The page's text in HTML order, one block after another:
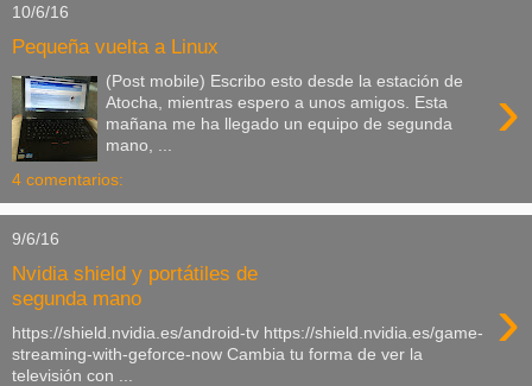
10/6/16
Pequeña vuelta a Linux
›
(Post mobile) Escribo esto desde la estación de
Atocha, mientras espero a unos amigos. Esta
mañana me ha llegado un equipo de segunda
mano, ...
4 comentarios:
9/6/16
Nvidia shield y portátiles de
segunda mano
›
https://shield.nvidia.es/android-tv https://shield.nvidia.es/game-
streaming-with-geforce-now Cambia tu forma de ver la
televisión con ...